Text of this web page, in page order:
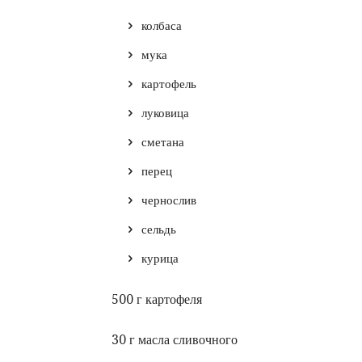
колбаса
мука
картофель
луковица
сметана
перец
чернослив
сельдь
курица
500 г картофеля
30 г масла сливочного